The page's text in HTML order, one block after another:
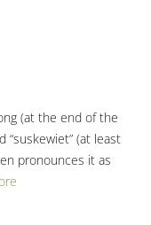
(at the end of the
(at least
pronounces it as